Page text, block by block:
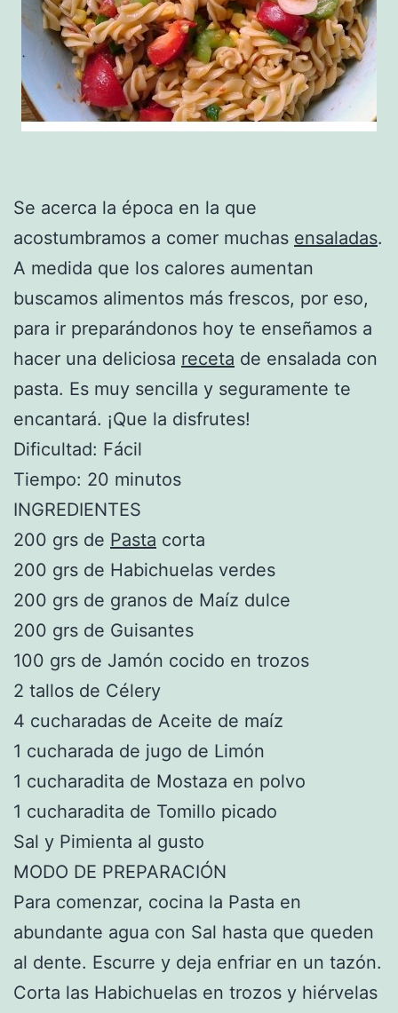
Se acerca la época en la que
acostumbramos a comer muchas ensaladas.
A medida que los calores aumentan
buscamos alimentos más frescos, por eso,
para ir preparándonos hoy te enseñamos a
hacer una deliciosa receta de ensalada con
pasta. Es muy sencilla y seguramente te
encantará. ¡Que la disfrutes!
Dificultad: Fácil
Tiempo: 20 minutos
INGREDIENTES
200 grs de Pasta corta
200 grs de Habichuelas verdes
200 grs de granos de Maíz dulce
200 grs de Guisantes
100 grs de Jamón cocido en trozos
2 tallos de Célery
4 cucharadas de Aceite de maíz
1 cucharada de jugo de Limón
1 cucharadita de Mostaza en polvo
1 cucharadita de Tomillo picado
Sal y Pimienta al gusto
MODO DE PREPARACIÓN
Para comenzar, cocina la Pasta en
abundante agua con Sal hasta que queden
al dente. Escurre y deja enfriar en un tazón.
Corta las Habichuelas en trozos y hiérvelas